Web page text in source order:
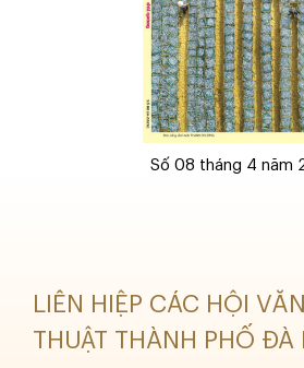
Số 08 tháng 4 năm
LIÊN HIỆP CÁC HỘI
THUẬT THÀNH PHỐ ĐÀ